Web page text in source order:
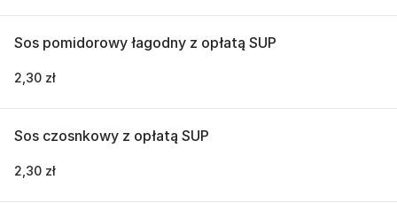
Sos pomidorowy łagodny z opłatą SUP
2,30 zł
Sos czosnkowy z opłatą SUP
2,30 zł